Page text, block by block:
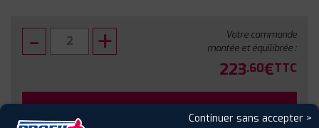
Votre commande
montée et équilibrée :
223.60€TTC
Continuer sans accepter >